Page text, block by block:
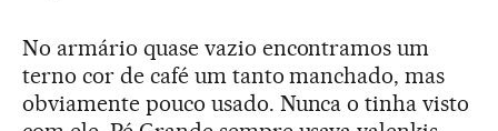
No armário quase vazio encontramos um
terno cor de café um tanto manchado, mas
obviamente pouco usado. Nunca o tinha visto